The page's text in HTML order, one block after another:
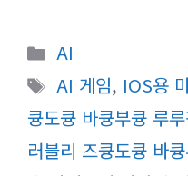
카
테
리
AI
태
그
AI 게임, IOS용
큥도큥 바큥부큥 루
러블리 즈큥도큥 바